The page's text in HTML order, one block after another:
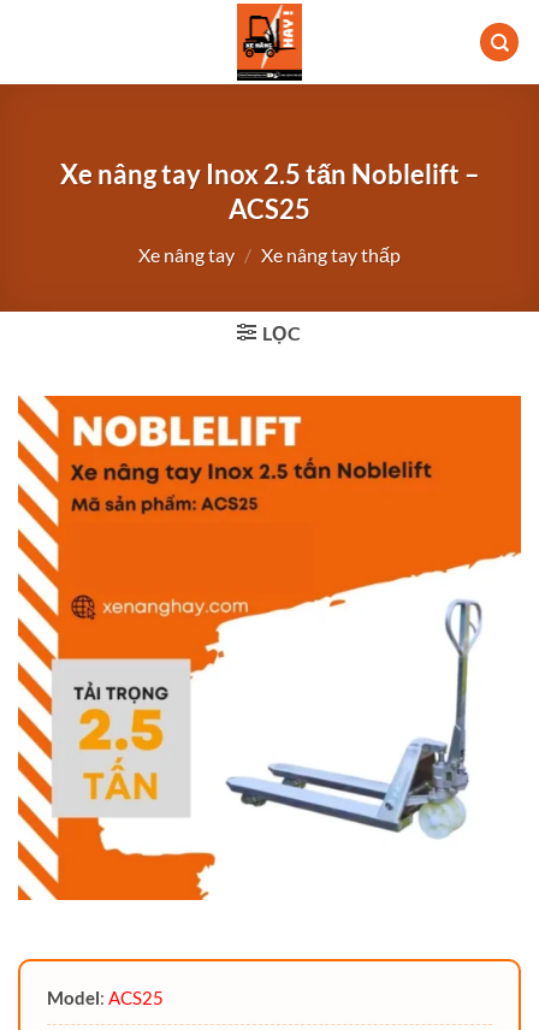
Xe nâng tay Inox 2.5 tấn Noblelift –
ACS25
Xe nâng tay / Xe nâng tay thấp
LỌC
Model: ACS25